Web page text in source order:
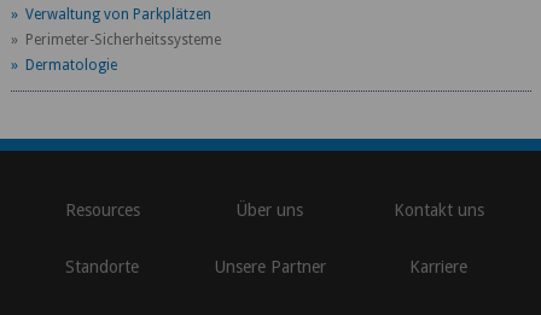
» Verwaltung von Parkplätzen
» Perimeter-Sicherheitssysteme
» Dermatologie
Resources Über uns Kontakt uns
Standorte Unsere Partner Karriere
\